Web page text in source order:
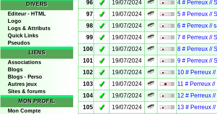
DIVERS
Editeur - HTML
Logo
Logs & Attributs
Quick Links
Pseudos
LIENS
Associations
Blogs
Blogs - Perso
Autres jeux
Sites & forums
MON PROFIL
Mon Compte
96
✓ 19/07/2024
4 # Perreux //
97
✓ 19/07/2024
5 # Perreux //
98
✓ 19/07/2024
6 # Perreux //
99
✓ 19/07/2024
7 # Perreux //
100
✓ 19/07/2024
8 # Perreux //
101
✓ 19/07/2024
9 # Perreux //
102
✓ 19/07/2024
10 # Perreux
103
✓ 19/07/2024
11 # Perreux
104
✓ 19/07/2024
12 # Perreux
105
✓ 19/07/2024
13 # Perreux